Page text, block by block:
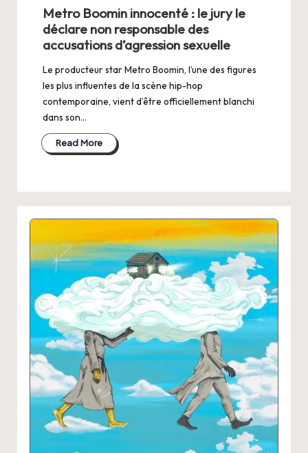
Metro Boomin innocenté : le jury le
déclare non responsable des
accusations d’agression sexuelle
Le producteur star Metro Boomin, l’une des figures
les plus influentes de la scène hip-hop
contemporaine, vient d’être officiellement blanchi
dans son…
Read More